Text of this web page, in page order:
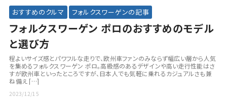
おすすめのクルマ フォルクスワーゲンの記事
フォルクスワーゲン ポロのおすすめのモデル
と選び方
程よいサイズ感とパワフルな走りで、欧州車ファンのみならず幅広い層から人気
を集めるフォルクスワーゲン ポロ。高級感のあるデザインや高い走行性能はさ
すが欧州車といったところですが、日本人でも気軽に乗れるカジュアルさも兼
ね備え […]
2023/12/15